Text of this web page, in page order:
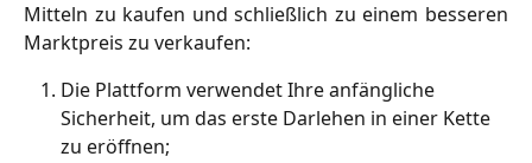
Mitteln zu kaufen und schließlich zu einem besseren
Marktpreis zu verkaufen:
Die Plattform verwendet Ihre anfängliche
Sicherheit, um das erste Darlehen in einer Kette
zu eröffnen;